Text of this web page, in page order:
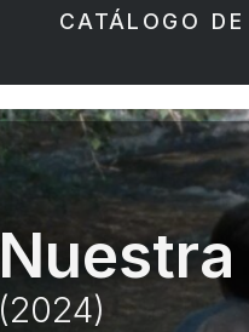
CATÁLOGO
(2024)